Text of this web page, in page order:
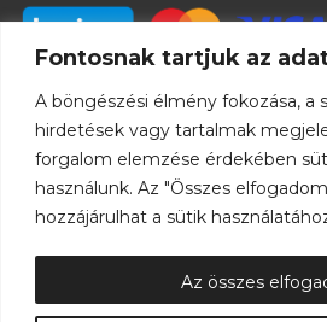
Fontosnak tartjuk az
A böngészési élmény fokozása, a
hirdetések vagy tartalmak
forgalom elemzése érdekében
használunk. Az "Összes
hozzájárulhat a sütik
Az összes